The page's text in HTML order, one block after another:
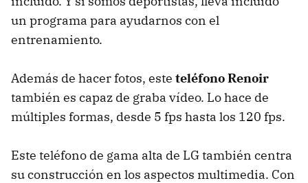
un programa para ayudarnos con el
entrenamiento.
Además de hacer fotos, este teléfono Renoir
también es capaz de graba vídeo. Lo hace de
múltiples formas, desde 5 fps hasta los 120 fps.
Este teléfono de gama alta de LG también centra
su construcción en los aspectos multimedia. Con